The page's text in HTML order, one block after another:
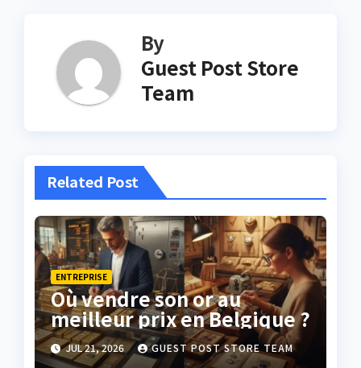
By
Guest Post Store
Team
Related Post
ENTREPRISE
Où vendre son or au
meilleur prix en Belgique ?
JUL 21, 2026 GUEST POST STORE TEAM